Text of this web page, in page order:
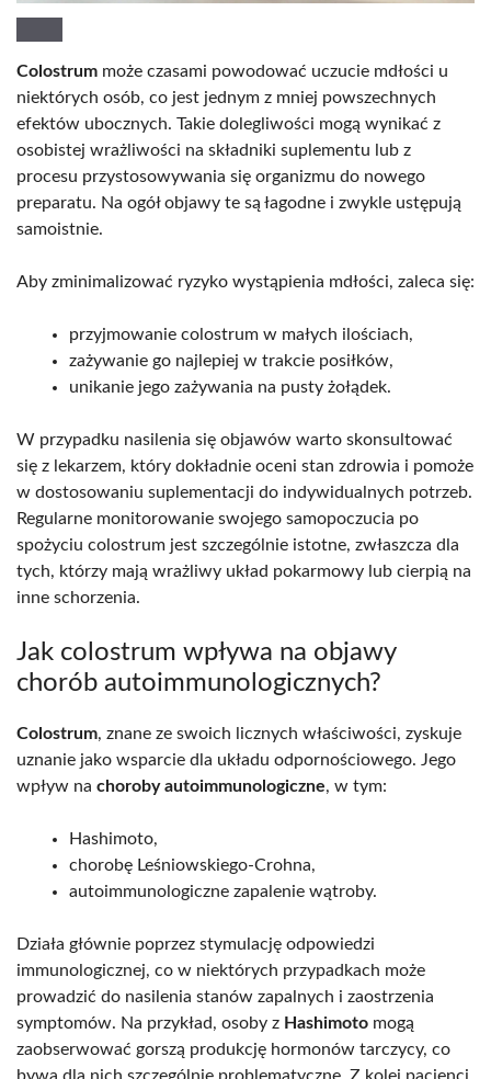
Colostrum może czasami powodować uczucie mdłości u
niektórych osób, co jest jednym z mniej powszechnych
efektów ubocznych. Takie dolegliwości mogą wynikać z
osobistej wrażliwości na składniki suplementu lub z
procesu przystosowywania się organizmu do nowego
preparatu. Na ogół objawy te są łagodne i zwykle ustępują
samoistnie.
Aby zminimalizować ryzyko wystąpienia mdłości, zaleca się:
przyjmowanie colostrum w małych ilościach,
zażywanie go najlepiej w trakcie posiłków,
unikanie jego zażywania na pusty żołądek.
W przypadku nasilenia się objawów warto skonsultować
się z lekarzem, który dokładnie oceni stan zdrowia i pomoże
w dostosowaniu suplementacji do indywidualnych potrzeb.
Regularne monitorowanie swojego samopoczucia po
spożyciu colostrum jest szczególnie istotne, zwłaszcza dla
tych, którzy mają wrażliwy układ pokarmowy lub cierpią na
inne schorzenia.
Jak colostrum wpływa na objawy
chorób autoimmunologicznych?
Colostrum, znane ze swoich licznych właściwości, zyskuje
uznanie jako wsparcie dla układu odpornościowego. Jego
wpływ na choroby autoimmunologiczne, w tym:
Hashimoto,
chorobę Leśniowskiego-Crohna,
autoimmunologiczne zapalenie wątroby.
Działa głównie poprzez stymulację odpowiedzi
immunologicznej, co w niektórych przypadkach może
prowadzić do nasilenia stanów zapalnych i zaostrzenia
symptomów. Na przykład, osoby z Hashimoto mogą
zaobserwować gorszą produkcję hormonów tarczycy, co